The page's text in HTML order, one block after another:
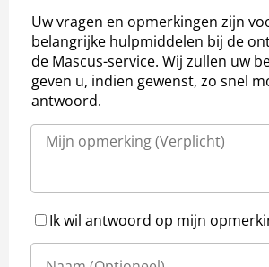
Uw vragen en opmerkingen zijn
belangrijke hulpmiddelen bij de
de Mascus-service. Wij zullen uw
geven u, indien gewenst, zo snel
antwoord.
Ik wil antwoord op mijn